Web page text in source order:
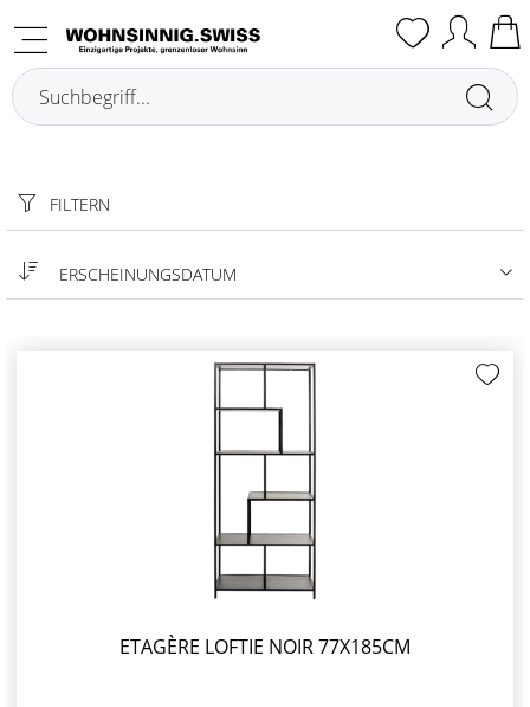
FILTERN
ERSCHEINUNGSDATUM
ETAGÈRE LOFTIE NOIR 77X185CM